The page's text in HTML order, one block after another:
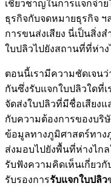
เชี่ยวชาญในการแจกจ่า
ธุรกิจกับจดหมายธุรกิจ
การขนส่งเสียง นี่เป็นสิ่ง
ใบปลิวไปยังสถานที่ที่ห่าง
ตอนนี้เรามีความชัดเจน
กันซึ่งรับแจกใบปลิวใดที่
จัดส่งใบปลิวที่มีชื่อเสียง
กับความต้องการของบ
ข้อมูลทางภูมิศาสตร์ทาง
ส่งมอบไปยังพื้นที่ห่างไก
รับฟังความคิดเห็นเกี่ยว
รับรองการรับแจกใบปลิว